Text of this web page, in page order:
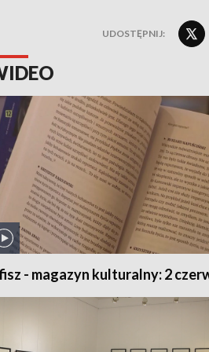
UDOSTĘPNIJ:
- magazyn kulturalny: 2